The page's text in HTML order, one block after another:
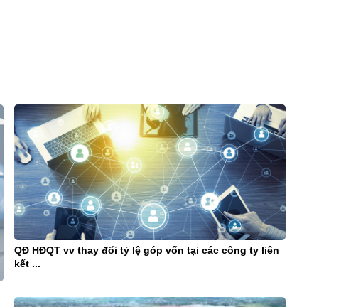
QĐ HĐQT vv thay đổi tỷ lệ góp vốn tại các công ty liên
kết ...